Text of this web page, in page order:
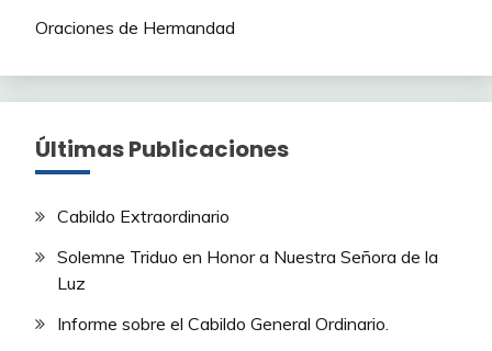
Oraciones de Hermandad
Últimas Publicaciones
Cabildo Extraordinario
Solemne Triduo en Honor a Nuestra Señora de la
Luz
Informe sobre el Cabildo General Ordinario.